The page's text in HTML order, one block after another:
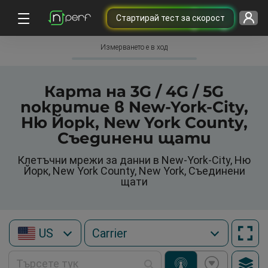
Cтартирай тест за скорост
Измерването е в ход
Карта на 3G / 4G / 5G
покритие в New-York-City,
Ню Йорк, New York County,
Съединени щати
Клетъчни мрежи за данни в New-York-City, Ню
Йорк, New York County, New York, Съединени
щати
US